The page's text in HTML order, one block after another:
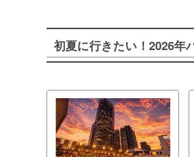
初夏に行きたい！2026年